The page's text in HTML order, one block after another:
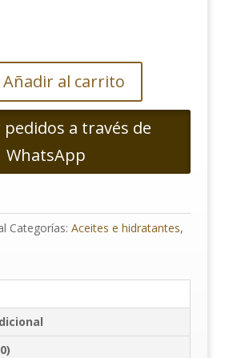
Añadir al carrito
pedidos a través de
WhatsApp
Categorías: Aceites e hidratantes,